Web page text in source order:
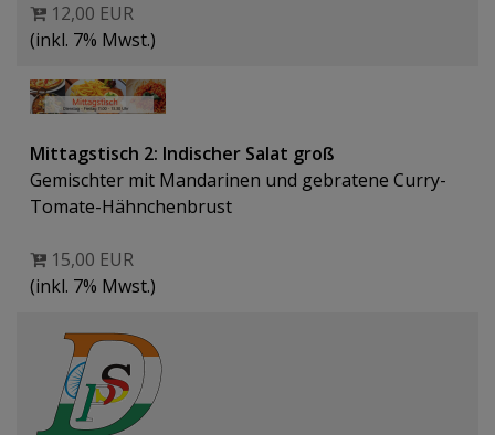
12,00 EUR
(inkl. 7% Mwst.)
Mittagstisch 2: Indischer Salat groß
Gemischter mit Mandarinen und gebratene Curry-
Tomate-Hähnchenbrust
15,00 EUR
(inkl. 7% Mwst.)